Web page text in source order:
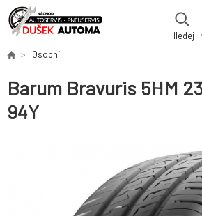
Hledej
Osobní
Barum Bravuris 5HM
94Y